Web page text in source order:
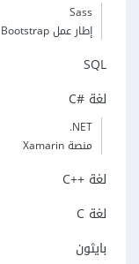
Sass
إطار عمل Bootstrap
SQL
لغة C#‎
‎.NET
منصة Xamarin
لغة C++‎
لغة C
بايثون